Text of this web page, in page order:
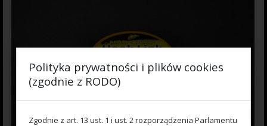
Polityka prywatności i plików cookies
(zgodnie z RODO)
Zgodnie z art. 13 ust. 1 i ust. 2 rozporządzenia Parlamentu